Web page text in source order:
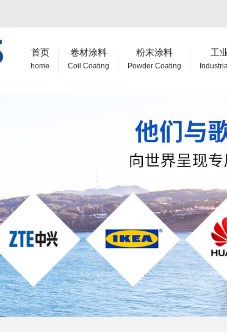
首页
home
卷材涂料
Coil Coating
粉末涂料
Powder Coating
工